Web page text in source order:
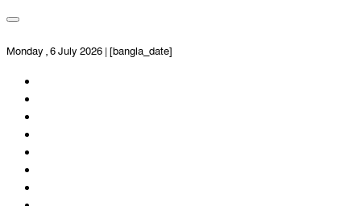
Monday , 6 July 2026 | [bangla_date]